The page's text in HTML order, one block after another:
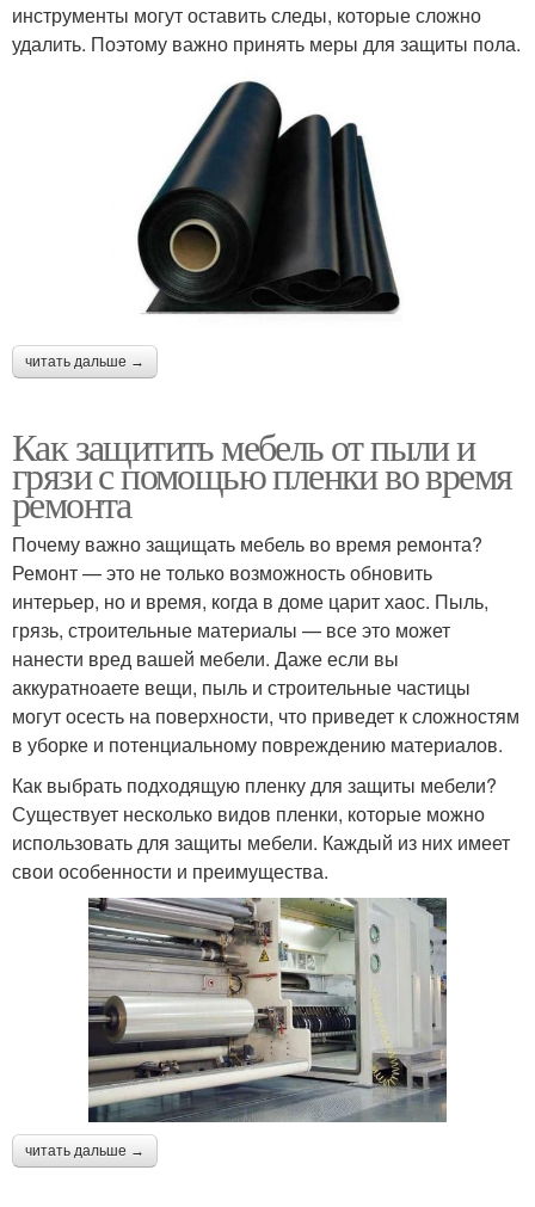
инструменты могут оставить следы, которые сложно
удалить. Поэтому важно принять меры для защиты пола.
читать дальше →
Как защитить мебель от пыли и
грязи с помощью пленки во время
ремонта
Почему важно защищать мебель во время ремонта?
Ремонт — это не только возможность обновить
интерьер, но и время, когда в доме царит хаос. Пыль,
грязь, строительные материалы — все это может
нанести вред вашей мебели. Даже если вы
аккуратноаете вещи, пыль и строительные частицы
могут осесть на поверхности, что приведет к сложностям
в уборке и потенциальному повреждению материалов.
Как выбрать подходящую пленку для защиты мебели?
Существует несколько видов пленки, которые можно
использовать для защиты мебели. Каждый из них имеет
свои особенности и преимущества.
читать дальше →